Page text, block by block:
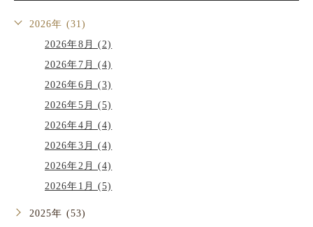
2026年 (31)
2026年8月 (2)
2026年7月 (4)
2026年6月 (3)
2026年5月 (5)
2026年4月 (4)
2026年3月 (4)
2026年2月 (4)
2026年1月 (5)
2025年 (53)